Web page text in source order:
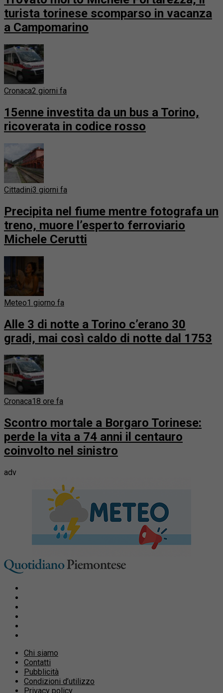
turista torinese scomparso in vacanza
a Campomarino
Cronaca2 giorni fa
15enne investita da un bus a Torino,
ricoverata in codice rosso
Cittadini3 giorni fa
Precipita nel fiume mentre fotografa un
treno, muore l’esperto ferroviario
Michele Cerutti
Meteo1 giorno fa
Alle 3 di notte a Torino c’erano 30
gradi, mai così caldo di notte dal 1753
Cronaca18 ore fa
Scontro mortale a Borgaro Torinese:
perde la vita a 74 anni il centauro
coinvolto nel sinistro
adv
Chi siamo
Contatti
Pubblicità
Condizioni d’utilizzo
Privacy policy